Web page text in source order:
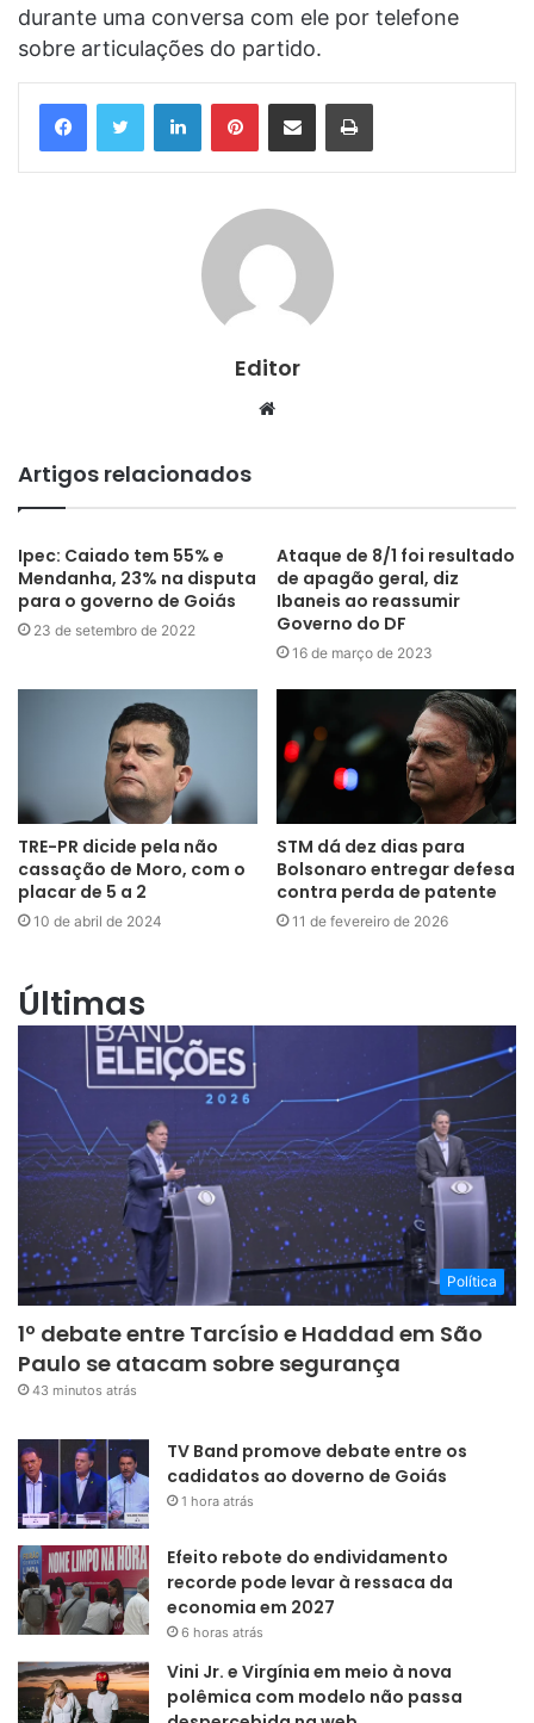
durante uma conversa com ele por telefone
sobre articulações do partido.
LinkedinPinterestCompartilhar via e-mail Imprimir
Editor
Website
Artigos relacionados
Ipec: Caiado tem 55% e
Mendanha, 23% na disputa
para o governo de Goiás
23 de setembro de 2022
Ataque de 8/1 foi resultado
de apagão geral, diz
Ibaneis ao reassumir
Governo do DF
16 de março de 2023
TRE-PR dicide pela não
cassação de Moro, com o
placar de 5 a 2
10 de abril de 2024
STM dá dez dias para
Bolsonaro entregar defesa
contra perda de patente
11 de fevereiro de 2026
Últimas
Política
1º debate entre Tarcísio e Haddad em São
Paulo se atacam sobre segurança
43 minutos atrás
TV Band promove debate entre os
cadidatos ao doverno de Goiás
1 hora atrás
Efeito rebote do endividamento
recorde pode levar à ressaca da
economia em 2027
6 horas atrás
Vini Jr. e Virgínia em meio à nova
polêmica com modelo não passa